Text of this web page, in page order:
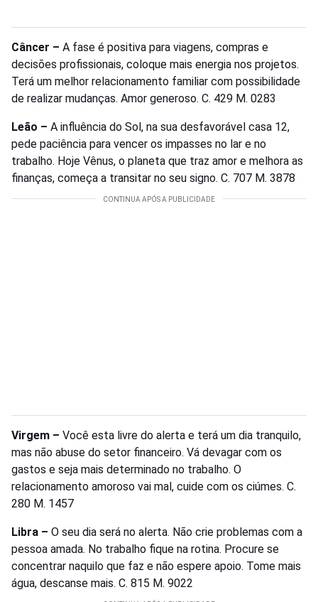
Câncer – A fase é positiva para viagens, compras e
decisões profissionais, coloque mais energia nos projetos.
Terá um melhor relacionamento familiar com possibilidade
de realizar mudanças. Amor generoso. C. 429 M. 0283
Leão – A influência do Sol, na sua desfavorável casa 12,
pede paciência para vencer os impasses no lar e no
trabalho. Hoje Vênus, o planeta que traz amor e melhora as
finanças, começa a transitar no seu signo. C. 707 M. 3878
Virgem – Você esta livre do alerta e terá um dia tranquilo,
mas não abuse do setor financeiro. Vá devagar com os
gastos e seja mais determinado no trabalho. O
relacionamento amoroso vai mal, cuide com os ciúmes. C.
280 M. 1457
Libra – O seu dia será no alerta. Não crie problemas com a
pessoa amada. No trabalho fique na rotina. Procure se
concentrar naquilo que faz e não espere apoio. Tome mais
água, descanse mais. C. 815 M. 9022